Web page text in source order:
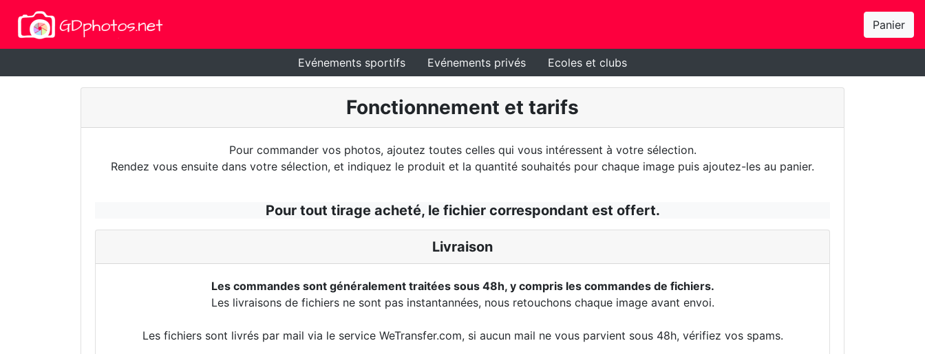
Panier
Evénements sportifs Evénements privés Ecoles et clubs
Fonctionnement et tarifs
Pour commander vos photos, ajoutez toutes celles qui vous intéressent à votre sélection.
Rendez vous ensuite dans votre sélection, et indiquez le produit et la quantité souhaités pour chaque image puis ajoutez-les au panier.
Pour tout tirage acheté, le fichier correspondant est offert.
Livraison
Les commandes sont généralement traitées sous 48h, y compris les commandes de fichiers.
Les livraisons de fichiers ne sont pas instantannées, nous retouchons chaque image avant envoi.
Les fichiers sont livrés par mail via le service WeTransfer.com, si aucun mail ne vous parvient sous 48h, vérifiez vos spams.